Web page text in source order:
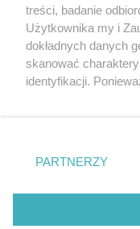
Partnerzy
Praca Szczecin
©
treści, badanie
Użytkownika my i
dokładnych danych
skanować
identyfikacji.
prywatności
. Niektóre rodzaje
takiemu
zastosowania tylko
PARTNERZY